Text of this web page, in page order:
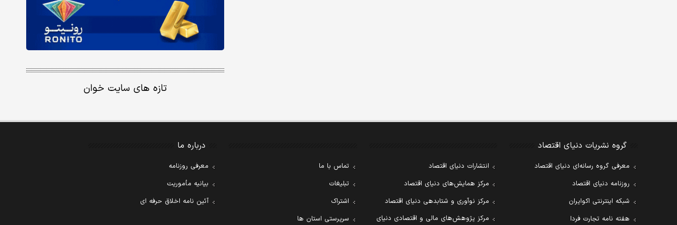
تازه های سایت خوان
گروه نشریات دنیای اقتصاد
معرفی گروه رسانه‌ای دنیای اقتصاد
روزنامه دنیای اقتصاد
شبکه اینترنتی اکوایران
هفته نامه تجارت فردا
انتشارات دنیای اقتصاد
مرکز همایش‌های دنیای اقتصاد
مرکز نوآوری و شتابدهی دنیای اقتصاد
مرکز پژوهش‌های مالی و اقتصادی دنیای
تماس با ما
تبلیغات
اشتراک
سرپرستی استان ها
درباره ما
معرفی روزنامه
بیانیه مأموریت
آئین نامه اخلاق حرفه ای